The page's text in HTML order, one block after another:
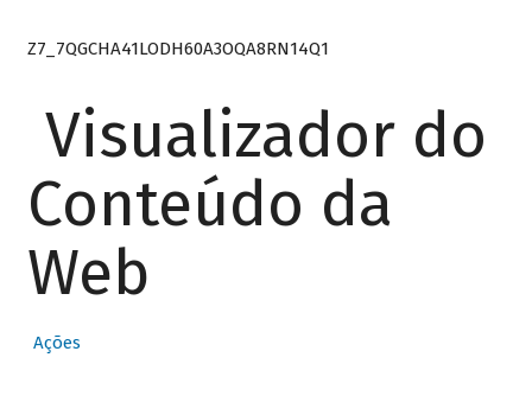
Z7_7QGCHA41LODH60A3OQA8RN14Q1
Visualizador do
Conteúdo da
Web
Ações